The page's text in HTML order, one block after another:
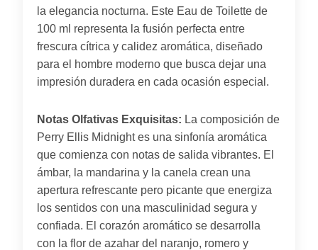
la elegancia nocturna. Este Eau de Toilette de
100 ml representa la fusión perfecta entre
frescura cítrica y calidez aromática, diseñado
para el hombre moderno que busca dejar una
impresión duradera en cada ocasión especial.
Notas Olfativas Exquisitas: La composición de
Perry Ellis Midnight es una sinfonía aromática
que comienza con notas de salida vibrantes. El
ámbar, la mandarina y la canela crean una
apertura refrescante pero picante que energiza
los sentidos con una masculinidad segura y
confiada. El corazón aromático se desarrolla
con la flor de azahar del naranjo, romero y